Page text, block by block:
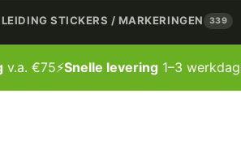
LEIDING STICKERS / MARKERINGEN 339
v.a. €75⚡Snelle levering1–3